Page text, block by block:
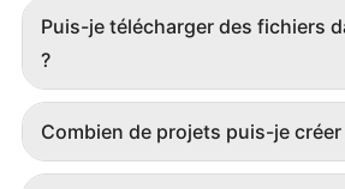
Puis-je télécharger des fichiers
?
Combien de projets puis-je